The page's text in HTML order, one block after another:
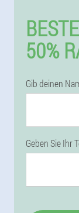
50%
Gib deinen
Geben Sie Ihr